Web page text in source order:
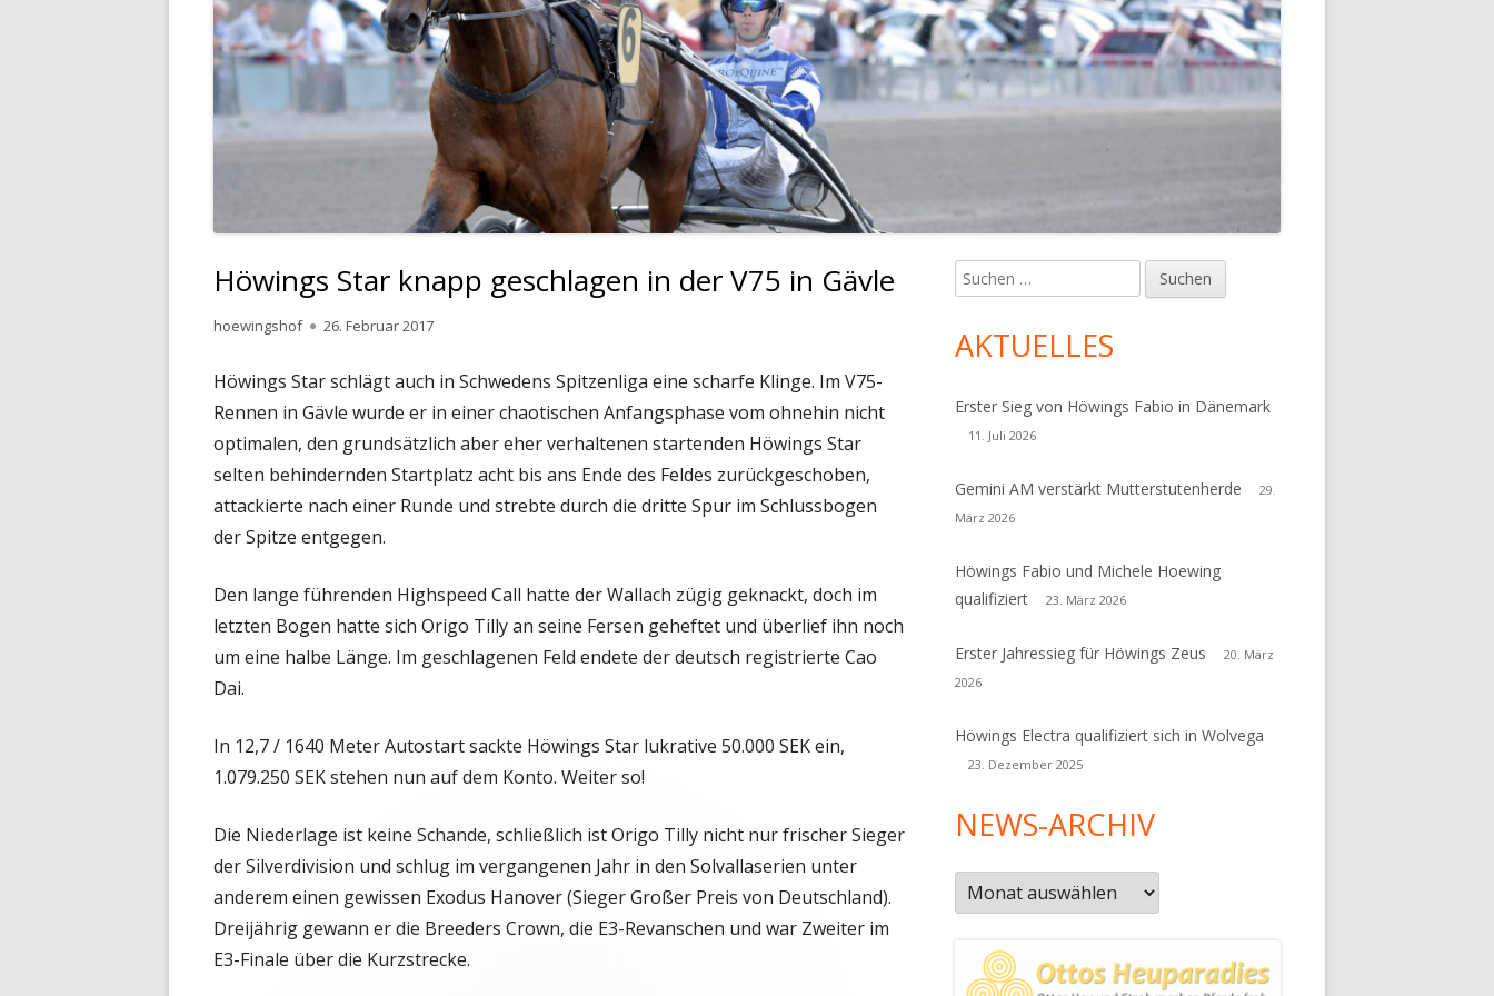
Höwings Star knapp geschlagen in der V75 in Gävle
Autor
hoewingshof
Veröffentlicht
26. Februar 2017
Höwings Star schlägt auch in Schwedens Spitzenliga eine scharfe Klinge. Im V75-
Rennen in Gävle wurde er in einer chaotischen Anfangsphase vom ohnehin nicht
optimalen, den grundsätzlich aber eher verhaltenen startenden Höwings Star
selten behindernden Startplatz acht bis ans Ende des Feldes zurückgeschoben,
attackierte nach einer Runde und strebte durch die dritte Spur im Schlussbogen
der Spitze entgegen.
Den lange führenden Highspeed Call hatte der Wallach zügig geknackt, doch im
letzten Bogen hatte sich Origo Tilly an seine Fersen geheftet und überlief ihn noch
um eine halbe Länge. Im geschlagenen Feld endete der deutsch registrierte Cao
Dai.
In 12,7 / 1640 Meter Autostart sackte Höwings Star lukrative 50.000 SEK ein,
1.079.250 SEK stehen nun auf dem Konto. Weiter so!
Die Niederlage ist keine Schande, schließlich ist Origo Tilly nicht nur frischer Sieger
der Silverdivision und schlug im vergangenen Jahr in den Solvallaserien unter
anderem einen gewissen Exodus Hanover (Sieger Großer Preis von Deutschland).
Dreijährig gewann er die Breeders Crown, die E3-Revanschen und war Zweiter im
E3-Finale über die Kurzstrecke.
Haupt-
Seitenleiste
Suchen
nach:
AKTUELLES
Erster Sieg von Höwings Fabio in Dänemark
11. Juli 2026
Gemini AM verstärkt Mutterstutenherde
29.
März 2026
Höwings Fabio und Michele Hoewing
qualifiziert
23. März 2026
Erster Jahressieg für Höwings Zeus
20. März
2026
Höwings Electra qualifiziert sich in Wolvega
23. Dezember 2025
NEWS-ARCHIV
News-
Archiv